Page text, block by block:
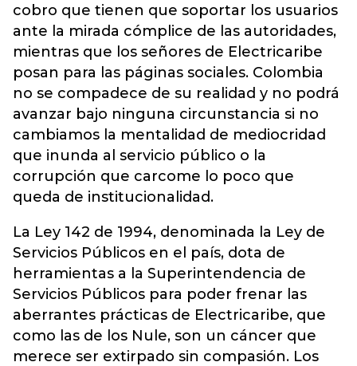
cobro que tienen que soportar los usuarios
ante la mirada cómplice de las autoridades,
mientras que los señores de Electricaribe
posan para las páginas sociales. Colombia
no se compadece de su realidad y no podrá
avanzar bajo ninguna circunstancia si no
cambiamos la mentalidad de mediocridad
que inunda al servicio público o la
corrupción que carcome lo poco que
queda de institucionalidad.
La Ley 142 de 1994, denominada la Ley de
Servicios Públicos en el país, dota de
herramientas a la Superintendencia de
Servicios Públicos para poder frenar las
aberrantes prácticas de Electricaribe, que
como las de los Nule, son un cáncer que
merece ser extirpado sin compasión. Los